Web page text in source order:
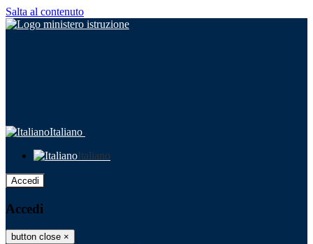
Salta al contenuto
Italiano
Italiano
Accedi
Accedi
button close ×